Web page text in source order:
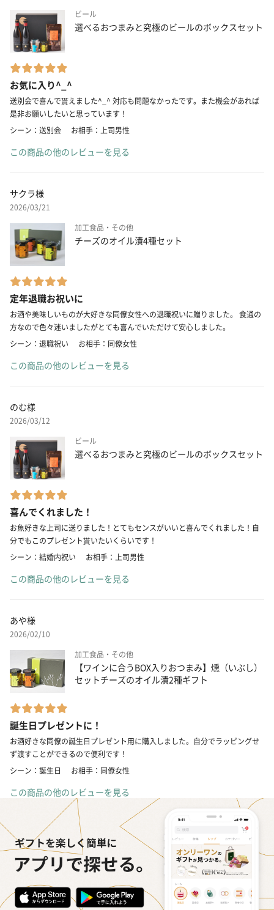
ビール
選べるおつまみと究極のビールのボックスセット
お気に入り^_^
送別会で喜んで貰えました^_^ 対応も問題なかったです。また機会があれば
是非お願いしたいと思っています！
シーン：送別会
お相手：上司男性
この商品の他のレビューを見る
サクラ様
2026/03/21
加工食品・その他
チーズのオイル漬4種セット
定年退職お祝いに
お酒や美味しいものが大好きな同僚女性への退職祝いに贈りました。 食通の
方なので色々迷いましたがとても喜んでいただけて安心しました。
シーン：退職祝い
お相手：同僚女性
この商品の他のレビューを見る
のむ様
2026/03/12
ビール
選べるおつまみと究極のビールのボックスセット
喜んでくれました！
お魚好きな上司に送りました！とてもセンスがいいと喜んでくれました！自
分でもこのプレゼント貰いたいくらいです！
シーン：結婚内祝い
お相手：上司男性
この商品の他のレビューを見る
あや様
2026/02/10
加工食品・その他
【ワインに合うBOX入りおつまみ】燻（いぶし）
セットチーズのオイル漬2種ギフト
誕生日プレゼントに！
お酒好きな同僚の誕生日プレゼント用に購入しました。自分でラッピングせ
ず渡すことができるので便利です！
シーン：誕生日
お相手：同僚女性
この商品の他のレビューを見る